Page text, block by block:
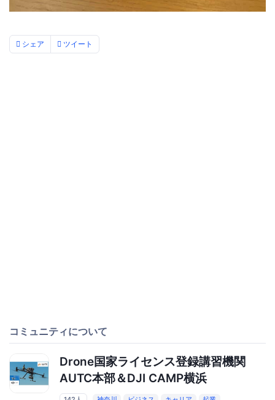
シェア ツイート
コミュニティについて
Drone国家ライセンス登録講習機関
AUTC本部＆DJI CAMP横浜